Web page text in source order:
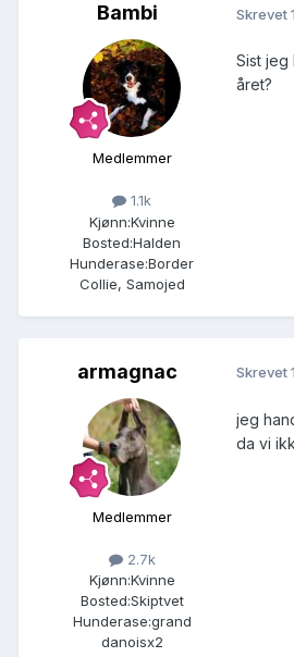
Bambi
Medlemmer
1.1k
Kjønn:Kvinne
Bosted:Halden
Hunderase:Border
Collie, Samojed
Skrevet
Sist jeg
året?
armagnac
Medlemmer
2.7k
Kjønn:Kvinne
Bosted:Skiptvet
Hunderase:grand
danoisx2
Skrevet
jeg
da vi